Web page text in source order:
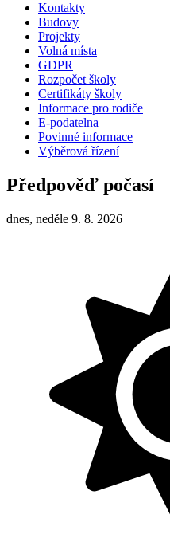
Kontakty
Budovy
Projekty
Volná místa
GDPR
Rozpočet školy
Certifikáty školy
Informace pro rodiče
E-podatelna
Povinné informace
Výběrová řízení
Předpověď počasí
dnes, neděle 9. 8. 2026